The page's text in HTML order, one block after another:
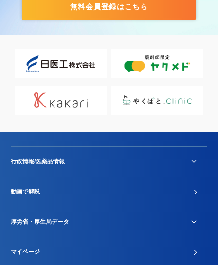
無料会員登録はこちら
行政情報/医薬品情報
Stu-GEレポート
動画で解説
厚労省・厚生局データ
マイページ